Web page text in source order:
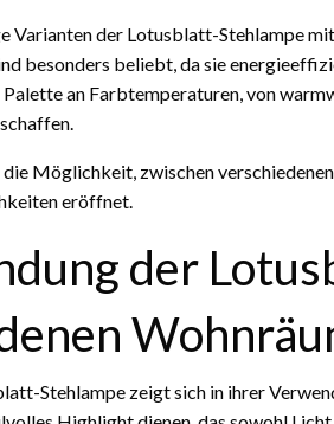
Varianten der Lotusblatt-Stehlampe
besonders beliebt, da sie
an Farbtemperaturen, von
Möglichkeit, zwischen
eröffnet.
der
Stehlampe zeigt sich in ihrer